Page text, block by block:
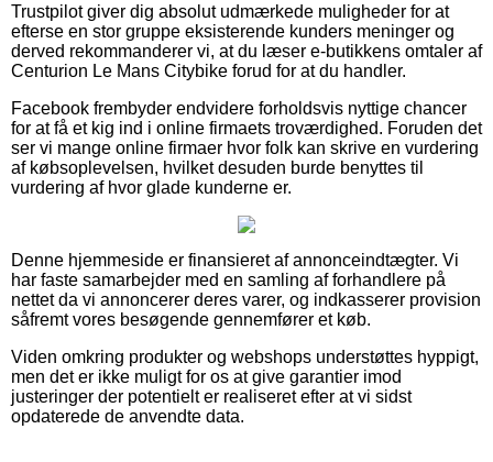
Trustpilot giver dig absolut udmærkede muligheder for at
efterse en stor gruppe eksisterende kunders meninger og
derved rekommanderer vi, at du læser e-butikkens omtaler af
Centurion Le Mans Citybike forud for at du handler.
Facebook frembyder endvidere forholdsvis nyttige chancer
for at få et kig ind i online firmaets troværdighed. Foruden det
ser vi mange online firmaer hvor folk kan skrive en vurdering
af købsoplevelsen, hvilket desuden burde benyttes til
vurdering af hvor glade kunderne er.
Denne hjemmeside er finansieret af annonceindtægter. Vi
har faste samarbejder med en samling af forhandlere på
nettet da vi annoncerer deres varer, og indkasserer provision
såfremt vores besøgende gennemfører et køb.
Viden omkring produkter og webshops understøttes hyppigt,
men det er ikke muligt for os at give garantier imod
justeringer der potentielt er realiseret efter at vi sidst
opdaterede de anvendte data.